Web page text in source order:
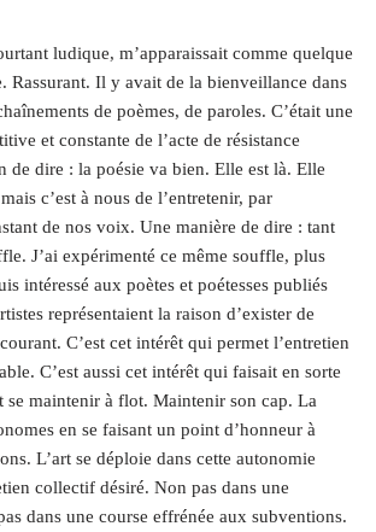
ludique, m’apparaissait comme quelque
Rassurant. Il y avait de la bienveillance dans
de poèmes, de paroles. C’était une
et constante de l’acte de résistance
de dire : la poésie va bien. Elle est là. Elle
c’est à nous de l’entretenir, par
de nos voix. Une manière de dire : tant
J’ai expérimenté ce même souffle, plus
intéressé aux poètes et poétesses publiés
représentaient la raison d’exister de
C’est cet intérêt qui permet l’entretien
C’est aussi cet intérêt qui faisait en sorte
se maintenir à flot. Maintenir son cap. La
en se faisant un point d’honneur à
L’art se déploie dans cette autonomie
collectif désiré. Non pas dans une
dans une course effrénée aux subventions.